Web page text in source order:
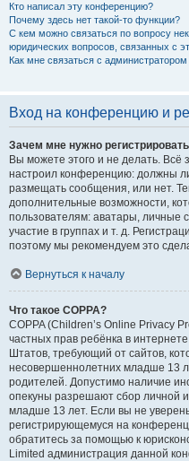
Кто написал эту конференцию?
Почему здесь нет такой-то функции?
С кем можно связаться по вопросу
юридических вопросов, связанных с
Как мне связаться с
Вход на конференцию и
Зачем мне нужно
Вы можете этого и не делать. Всё
настроил конференцию: должны
размещать сообщения, или нет.
дополнительные возможности,
пользователям: аватары, личные
участие в группах и т. д.
поэтому мы рекомендуем это
Вернуться к началу
Что такое COPPA?
COPPA (Children’s Online Privacy
частных прав ребёнка в
Штатов, требующий от сайтов,
несовершеннолетних младше 13
родителей. Допустимо наличие
опекуны разрешают сбор личной
младше 13 лет. Если вы не
регистрирующемуся на
обратитесь за помощью к
Limited администрация данной